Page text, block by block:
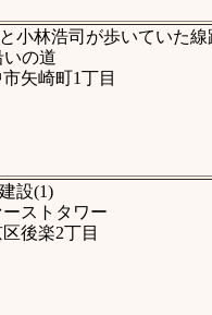
小林浩司が歩いていた線
いの道
矢崎町1丁目
設(1)
ストタワー
後楽2丁目